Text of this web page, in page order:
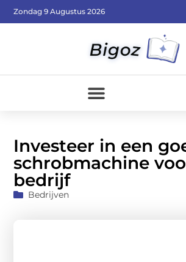
Zondag 9 Augustus 2026
Investeer in een
schrobmachine
bedrijf
Bedrijven